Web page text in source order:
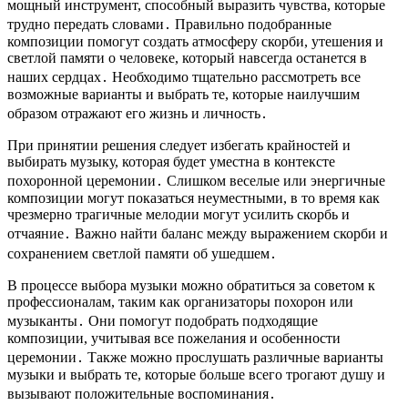
мощный инструмент, способный выразить чувства, которые
трудно передать словами․ Правильно подобранные
композиции помогут создать атмосферу скорби, утешения и
светлой памяти о человеке, который навсегда останется в
наших сердцах․ Необходимо тщательно рассмотреть все
возможные варианты и выбрать те, которые наилучшим
образом отражают его жизнь и личность․
При принятии решения следует избегать крайностей и
выбирать музыку, которая будет уместна в контексте
похоронной церемонии․ Слишком веселые или энергичные
композиции могут показаться неуместными, в то время как
чрезмерно трагичные мелодии могут усилить скорбь и
отчаяние․ Важно найти баланс между выражением скорби и
сохранением светлой памяти об ушедшем․
В процессе выбора музыки можно обратиться за советом к
профессионалам, таким как организаторы похорон или
музыканты․ Они помогут подобрать подходящие
композиции, учитывая все пожелания и особенности
церемонии․ Также можно прослушать различные варианты
музыки и выбрать те, которые больше всего трогают душу и
вызывают положительные воспоминания․